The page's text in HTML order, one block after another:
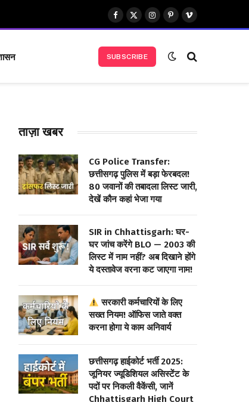
Facebook
X
(Twitter)
Instagram
Pinterest
Vimeo
SUBSCRIBE
ताज़ा खबर
CG Police Transfer:
छत्तीसगढ़ पुलिस में बड़ा फेरबदल!
80 जवानों की तबादला लिस्ट जारी,
देखें कौन कहां भेजा गया
SIR in Chhattisgarh: घर-
घर जांच करेंगे BLO — 2003 की
लिस्ट में नाम नहीं? अब दिखाने होंगे
ये दस्तावेज वरना कट जाएगा नाम!
सरकारी कर्मचारियों के लिए
सख्त नियम! ऑफिस जाते वक्त
करना होगा ये काम अनिवार्य
छत्तीसगढ़ हाईकोर्ट भर्ती 2025:
जूनियर ज्यूडिशियल असिस्टेंट के
पदों पर निकली वैकेंसी, जानें
Chhattisgarh High Court